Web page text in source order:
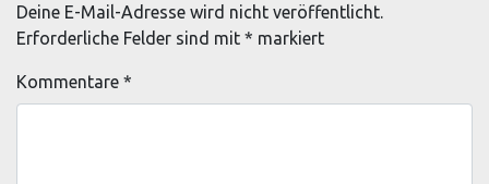
Deine E-Mail-Adresse wird nicht veröffentlicht.
Erforderliche Felder sind mit * markiert
Kommentare *